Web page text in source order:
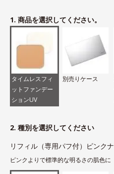
1. 商品を選択してください。
タイムレスフィ
ットファンデー
ションUV
別売りケース
2. 種別を選択してください
リフィル（専用パフ付）ピンク
ピンクよりで標準的な明るさの肌色に